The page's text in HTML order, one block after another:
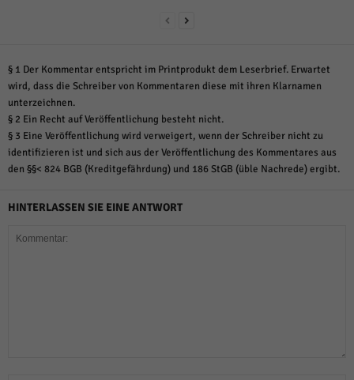
§ 1 Der Kommentar entspricht im Printprodukt dem Leserbrief. Erwartet
wird, dass die Schreiber von Kommentaren diese mit ihren Klarnamen
unterzeichnen.
§ 2 Ein Recht auf Veröffentlichung besteht nicht.
§ 3 Eine Veröffentlichung wird verweigert, wenn der Schreiber nicht zu
identifizieren ist und sich aus der Veröffentlichung des Kommentares aus
den §§< 824 BGB (Kreditgefährdung) und 186 StGB (üble Nachrede) ergibt.
HINTERLASSEN SIE EINE ANTWORT